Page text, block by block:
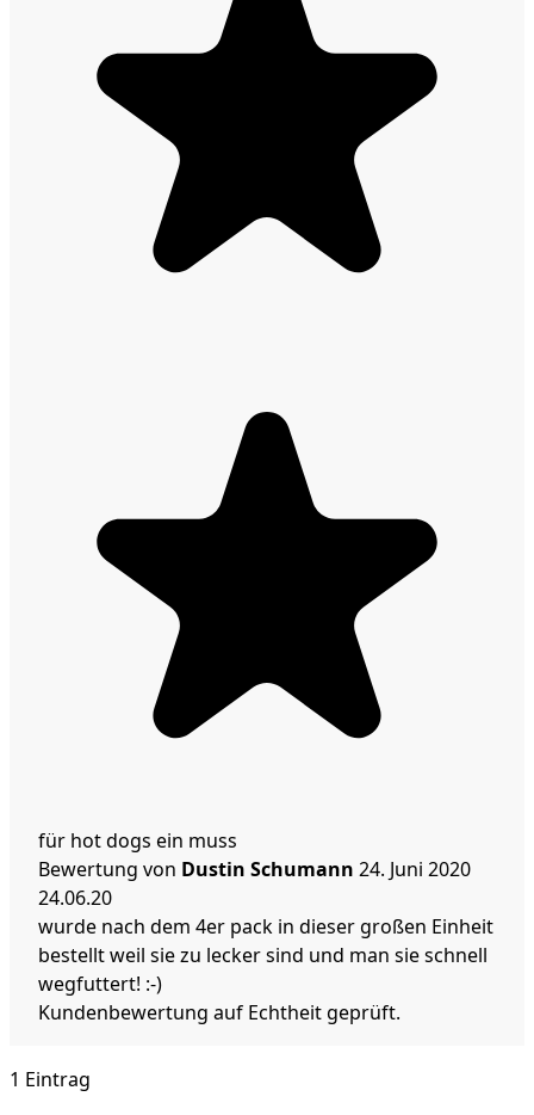
für hot dogs ein muss
Bewertung von Dustin Schumann 24. Juni 2020
24.06.20
wurde nach dem 4er pack in dieser großen Einheit
bestellt weil sie zu lecker sind und man sie schnell
wegfuttert! :-)
Kundenbewertung auf Echtheit geprüft.
1 Eintrag